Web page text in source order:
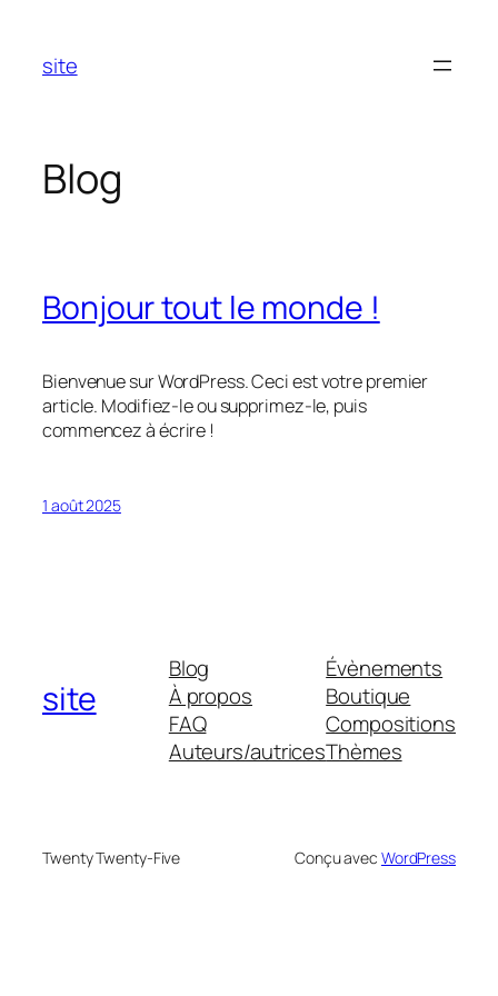
contenu
site
Blog
Bonjour tout le monde !
Bienvenue sur WordPress. Ceci est votre premier
article. Modifiez-le ou supprimez-le, puis
commencez à écrire !
1 août 2025
site
Blog
À propos
FAQ
Auteurs/autrices
Évènements
Boutique
Compositions
Thèmes
Twenty Twenty-Five Conçu avec WordPress